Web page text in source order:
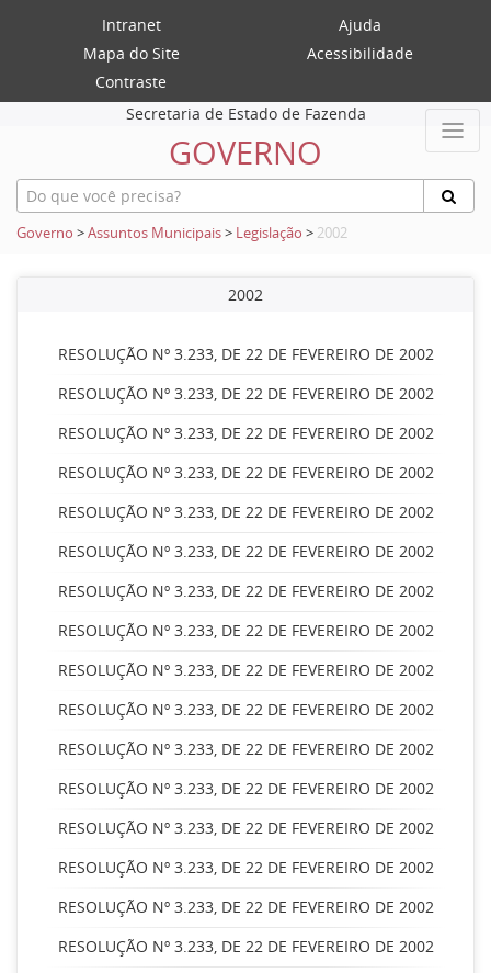
Intranet
Ajuda
Mapa do Site
Acessibilidade
Contraste
Secretaria de Estado de Fazenda
GOVERNO
Governo >Assuntos Municipais> Legislação > 2002
2002
RESOLUÇÃO Nº 3.233, DE 22 DE FEVEREIRO DE 2002
RESOLUÇÃO Nº 3.233, DE 22 DE FEVEREIRO DE 2002
RESOLUÇÃO Nº 3.233, DE 22 DE FEVEREIRO DE 2002
RESOLUÇÃO Nº 3.233, DE 22 DE FEVEREIRO DE 2002
RESOLUÇÃO Nº 3.233, DE 22 DE FEVEREIRO DE 2002
RESOLUÇÃO Nº 3.233, DE 22 DE FEVEREIRO DE 2002
RESOLUÇÃO Nº 3.233, DE 22 DE FEVEREIRO DE 2002
RESOLUÇÃO Nº 3.233, DE 22 DE FEVEREIRO DE 2002
RESOLUÇÃO Nº 3.233, DE 22 DE FEVEREIRO DE 2002
RESOLUÇÃO Nº 3.233, DE 22 DE FEVEREIRO DE 2002
RESOLUÇÃO Nº 3.233, DE 22 DE FEVEREIRO DE 2002
RESOLUÇÃO Nº 3.233, DE 22 DE FEVEREIRO DE 2002
RESOLUÇÃO Nº 3.233, DE 22 DE FEVEREIRO DE 2002
RESOLUÇÃO Nº 3.233, DE 22 DE FEVEREIRO DE 2002
RESOLUÇÃO Nº 3.233, DE 22 DE FEVEREIRO DE 2002
RESOLUÇÃO Nº 3.233, DE 22 DE FEVEREIRO DE 2002